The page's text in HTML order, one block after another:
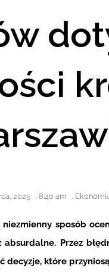
2025 , 8:40 am ,
sposób
Przez
które